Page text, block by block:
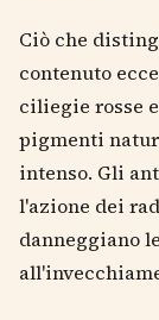
Ciò che
contenuto
ciliegie rosse
pigmenti
intenso. Gli
l'azione dei
danneggiano